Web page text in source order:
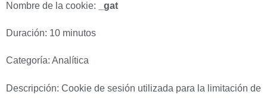
Nombre de la cookie: _gat
Duración: 10 minutos
Categoría: Analítica
Descripción: Cookie de sesión utilizada para la limitación de